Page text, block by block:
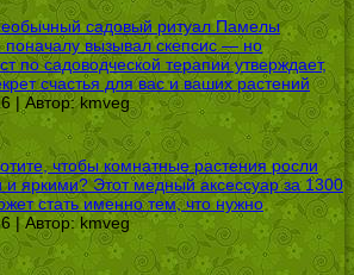
садовый ритуал Памелы
поначалу вызывал скепсис — но
по садоводческой терапии утверждает,
счастья для вас и ваших растений
| Автор:kmveg
чтобы комнатные растения росли
и яркими? Этот медный аксессуар за 1300
стать именно тем, что нужно
| Автор: kmveg